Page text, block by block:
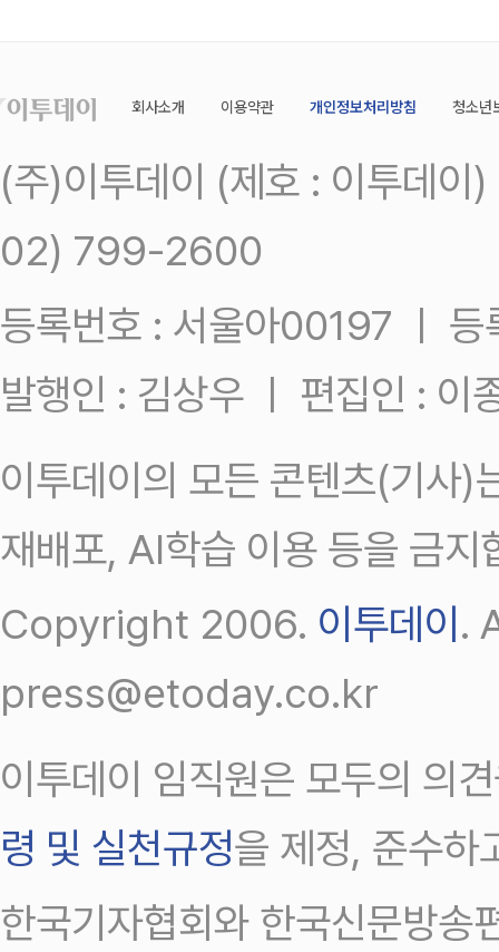
회사소개 이용약관 개인정보처리방침 청소년
(주)이투데이 (제호 : 이투데
02) 799-2600
등록번호 : 서울아00197 ㅣ
발행인 : 김상우 ㅣ 편집인 : 이
이투데이의 모든 콘텐츠(기사)
재배포, AI학습 이용 등을 금지
Copyright 2006. 이투데이 .
press@etoday.co.kr
이투데이 임직원은 모두의 의
령 및 실천규정을 제정, 준수하
한국기자협회와 한국신문방송